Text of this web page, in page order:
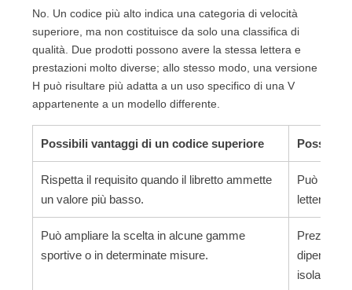
No. Un codice più alto indica una categoria di velocità
superiore, ma non costituisce da solo una classifica di
qualità. Due prodotti possono avere la stessa lettera e
prestazioni molto diverse; allo stesso modo, una versione
H può risultare più adatta a un uso specifico di una V
appartenente a un modello differente.
Possibili vantaggi di un codice superiore Possibili
Rispetta il requisito quando il libretto ammette
un valore più basso.
Può
lettera più
Può ampliare la scelta in alcune gamme
sportive o in determinate misure.
Prezzo,
isolato.